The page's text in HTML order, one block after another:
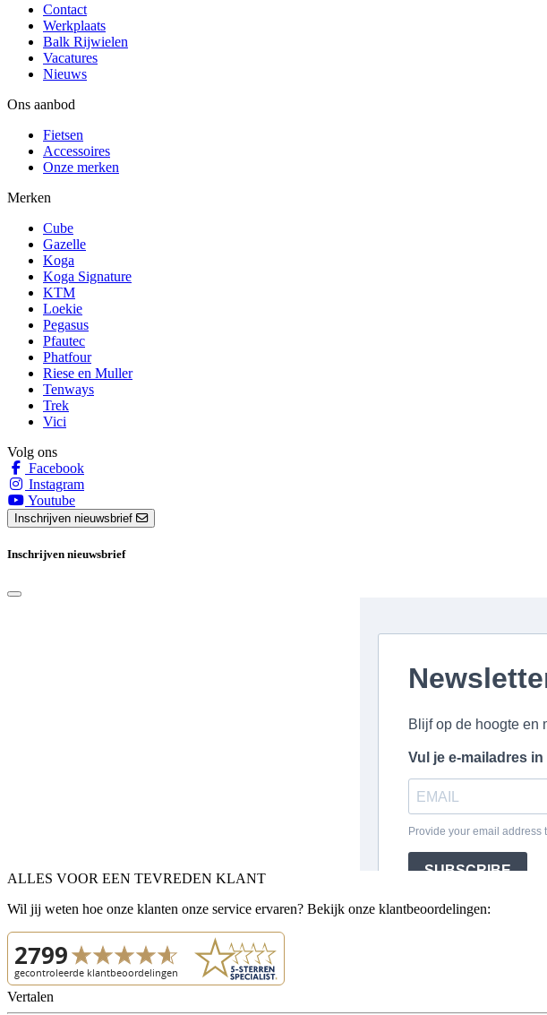
Contact
Werkplaats
Balk Rijwielen
Vacatures
Nieuws
Ons aanbod
Fietsen
Accessoires
Onze merken
Merken
Cube
Gazelle
Koga
Koga Signature
KTM
Loekie
Pegasus
Pfautec
Phatfour
Riese en Muller
Tenways
Trek
Vici
Volg ons
Facebook
Instagram
Youtube
Inschrijven nieuwsbrief
Inschrijven nieuwsbrief
ALLES VOOR EEN TEVREDEN KLANT
Wil jij weten hoe onze klanten onze service ervaren? Bekijk onze klantbeoordelingen:
Vertalen